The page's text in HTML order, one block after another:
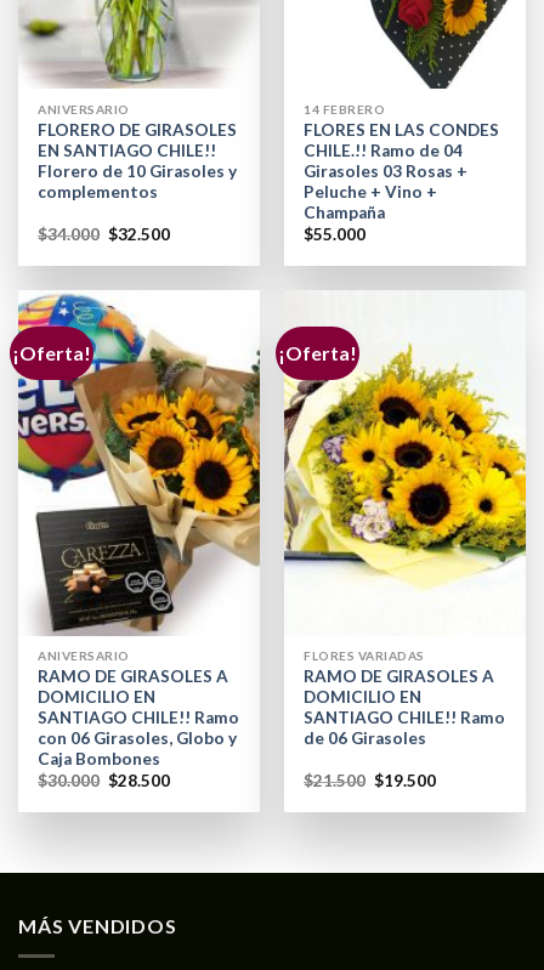
ANIVERSARIO
FLORERO DE GIRASOLES
EN SANTIAGO CHILE!!
Florero de 10 Girasoles y
complementos
$34.000 $32.500
14 FEBRERO
FLORES EN LAS CONDES
CHILE.!! Ramo de 04
Girasoles 03 Rosas +
Peluche + Vino +
Champaña
$55.000
¡Oferta!
ANIVERSARIO
RAMO DE GIRASOLES A
DOMICILIO EN
SANTIAGO CHILE!! Ramo
con 06 Girasoles, Globo y
Caja Bombones
$30.000 $28.500
¡Oferta!
FLORES VARIADAS
RAMO DE GIRASOLES A
DOMICILIO EN
SANTIAGO CHILE!! Ramo
de 06 Girasoles
$21.500 $19.500
MÁS VENDIDOS